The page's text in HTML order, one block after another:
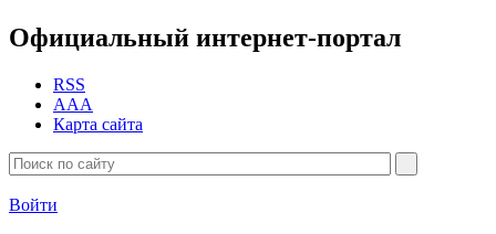
Официальный интернет-портал
RSS
AAA
Карта сайта
Войти